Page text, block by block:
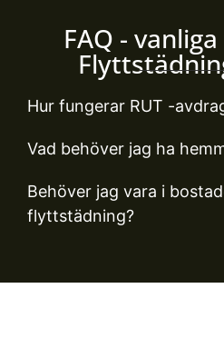
FAQ -
Hur fungerar RUT -
Vad behöver jag ha
Behöver jag vara i
flyttstädning?